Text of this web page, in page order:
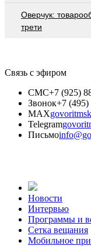
Оверчук:
трети
Связь с эфиром
СМС+7 (925)
Звонок+7 (495)
MAX
Telegram
Письмо
Новости
Интервью
Программы и
Сетка вещания
Мобильное